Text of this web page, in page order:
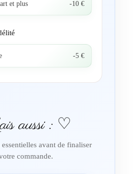
et plus -10 €
-5 €
aussi : ♡
essentielles avant de finaliser
commande.